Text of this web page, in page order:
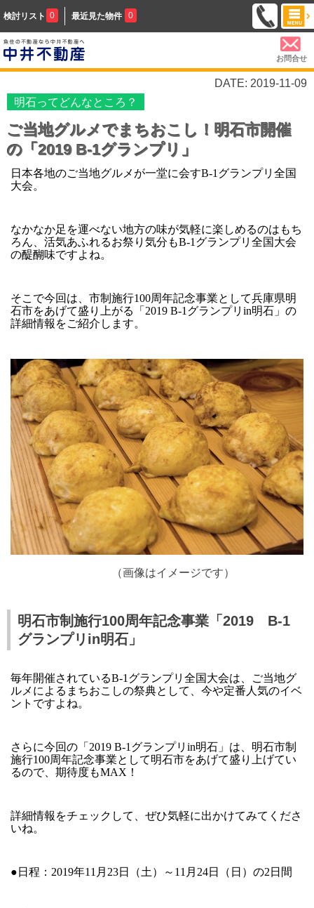
検討リスト 0 最近見た物件 0
お問合せ
DATE: 2019-11-09
明石ってどんなところ？
ご当地グルメでまちおこし！明石市開催
の「2019 B-1グランプリ」
日本各地のご当地グルメが一堂に会すB-1グランプリ全国
大会。
なかなか足を運べない地方の味が気軽に楽しめるのはもち
ろん、活気あふれるお祭り気分もB-1グランプリ全国大会
の醍醐味ですよね。
そこで今回は、市制施行100周年記念事業として兵庫県明
石市をあげて盛り上がる「2019 B-1グランプリin明石」の
詳細情報をご紹介します。
（画像はイメージです）
明石市制施行100周年記念事業「2019 B-1
グランプリin明石」
毎年開催されているB-1グランプリ全国大会は、ご当地グ
ルメによるまちおこしの祭典として、今や定番人気のイベ
ントですよね。
さらに今回の「2019 B-1グランプリin明石」は、明石市制
施行100周年記念事業として明石市をあげて盛り上げてい
るので、期待度もMAX！
詳細情報をチェックして、ぜひ気軽に出かけてみてくださ
いね。
●日程：2019年11月23日（土）～11月24日（日）の2日間